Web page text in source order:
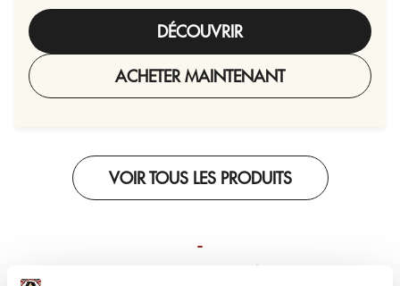
ACHETER MAINTENANT
-